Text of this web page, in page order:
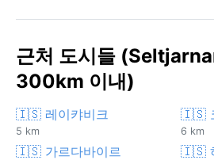
근처 도시들
300km 이내)
🇮🇸 레이캬비크
5 km
🇮🇸
6 km
🇮🇸 가르다바이르 🇮🇸